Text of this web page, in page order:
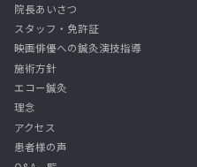
院長あいさつ
スタッフ・免許証
映画俳優への鍼灸演技指導
施術方針
エコー鍼灸
理念
アクセス
患者様の声